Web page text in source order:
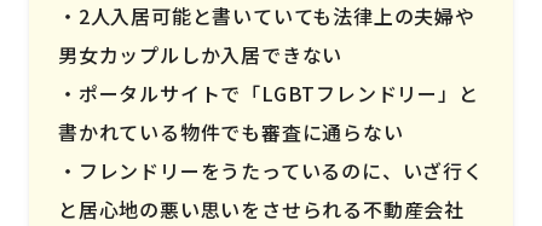
2人入居可能と書いていても法律上の夫婦や
男女カップルしか入居できない
ポータルサイトで「LGBTフレンドリー」と
書かれている物件でも審査に通らない
フレンドリーをうたっているのに、いざ行く
と居心地の悪い思いをさせられる不動産会社